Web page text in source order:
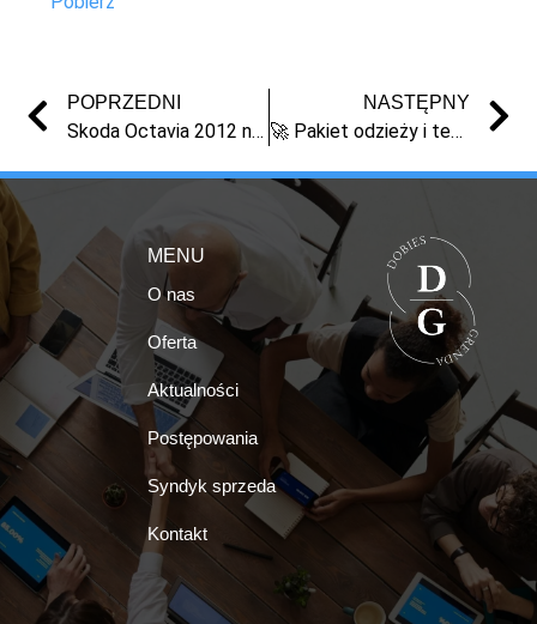
POPRZEDNI
Skoda Octavia 2012 na sprzedaż – syndyk, licytacja, Toruń | Masa upadłości
NASTĘPNY
🚀 Pakiet odzieży i tekstyliów hurt likwidacja sklep e-commerce
MENU
O nas
Oferta
Aktualności
Postępowania
Syndyk sprzeda
Kontakt